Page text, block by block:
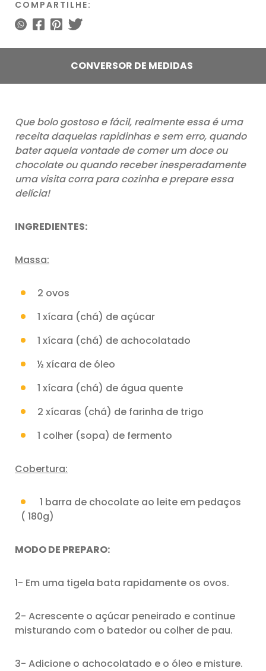
COMPARTILHE:
CONVERSOR DE MEDIDAS
Que bolo gostoso e fácil, realmente essa é uma
receita daquelas rapidinhas e sem erro, quando
bater aquela vontade de comer um doce ou
chocolate ou quando receber inesperadamente
uma visita corra para cozinha e prepare essa
delícia!
INGREDIENTES:
Massa:
2 ovos
1 xícara (chá) de açúcar
1 xícara (chá) de achocolatado
½ xícara de óleo
1 xícara (chá) de água quente
2 xícaras (chá) de farinha de trigo
1 colher (sopa) de fermento
Cobertura:
1 barra de chocolate ao leite em pedaços
( 180g)
MODO DE PREPARO:
1- Em uma tigela bata rapidamente os ovos.
2- Acrescente o açúcar peneirado e continue
misturando com o batedor ou colher de pau.
3- Adicione o achocolatado e o óleo e misture.